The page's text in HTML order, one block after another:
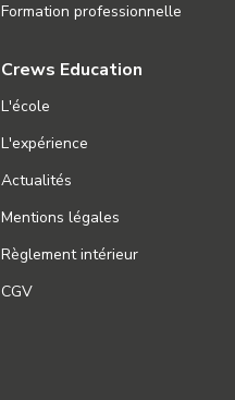
Formation professionnelle
Crews Education
L'école
L'expérience
Actualités
Mentions légales
Règlement intérieur
CGV